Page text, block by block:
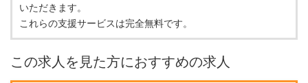
いただきます。
これらの支援サービスは完全無料です。
この求人を見た方におすすめの求人